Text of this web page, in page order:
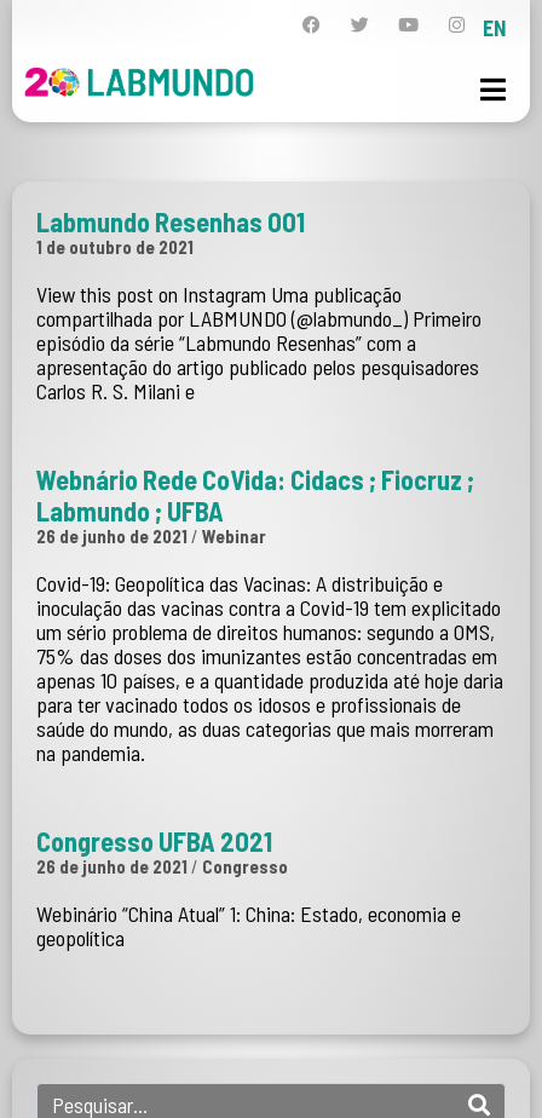
EN
Labmundo Resenhas 001
1 de outubro de 2021
View this post on Instagram Uma publicação
compartilhada por LABMUNDO (@labmundo_) Primeiro
episódio da série “Labmundo Resenhas” com a
apresentação do artigo publicado pelos pesquisadores
Carlos R. S. Milani e
Webnário Rede CoVida: Cidacs ; Fiocruz ;
Labmundo ; UFBA
26 de junho de 2021 / Webinar
Covid-19: Geopolítica das Vacinas: A distribuição e
inoculação das vacinas contra a Covid-19 tem explicitado
um sério problema de direitos humanos: segundo a OMS,
75% das doses dos imunizantes estão concentradas em
apenas 10 países, e a quantidade produzida até hoje daria
para ter vacinado todos os idosos e profissionais de
saúde do mundo, as duas categorias que mais morreram
na pandemia.
Congresso UFBA 2021
26 de junho de 2021 / Congresso
Webinário “China Atual” 1: China: Estado, economia e
geopolítica